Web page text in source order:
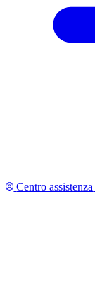
Centro assistenza